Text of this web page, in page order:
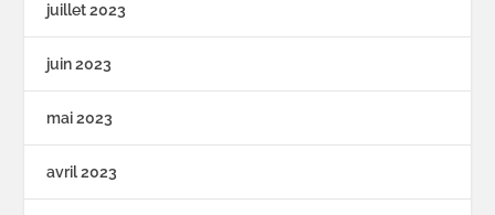
juillet 2023
juin 2023
mai 2023
avril 2023